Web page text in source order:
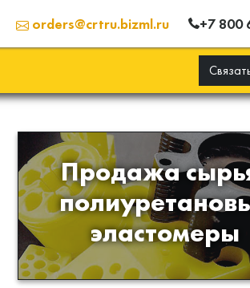
orders@crtru.bizml.ru +7 800
Продажа
эластомеры
Продажа
производства